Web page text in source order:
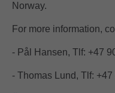
Norway.
For more information,
- Pål Hansen, Tlf: +47
- Thomas Lund, Tlf: